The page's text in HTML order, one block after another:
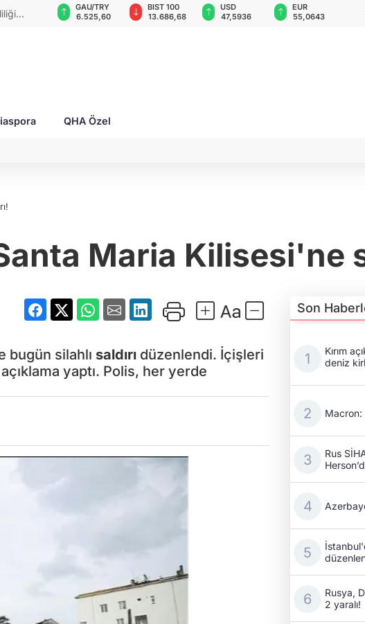
6.525,60
BIST 100
13.686,68
USD
47,5936
EUR
55,0643
GBP
64,2088
QHA Özel
Maria Kilisesi'ne
bugün silahlı saldırı düzenlendi. İçişleri
yaptı. Polis, her yerde
Son
Kırım
deniz
Macron:
Rus
Rusya,
2 yaralı!